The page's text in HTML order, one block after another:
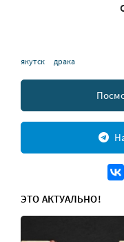
якутск драка
ЭТО АКТУАЛЬНО!